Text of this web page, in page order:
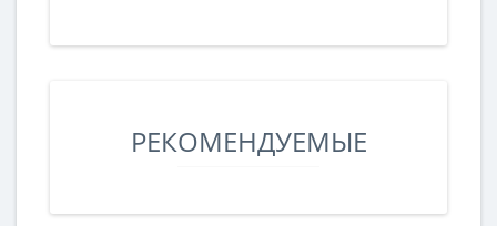
РЕКОМЕНДУЕМЫЕ